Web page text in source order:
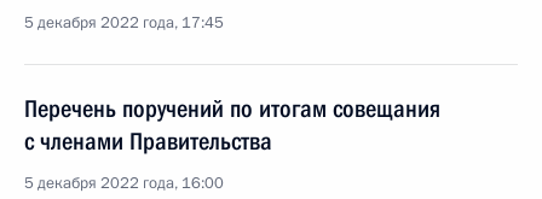
5 декабря 2022 года, 17:45
Перечень поручений по итогам совещания
с членами Правительства
5 декабря 2022 года, 16:00